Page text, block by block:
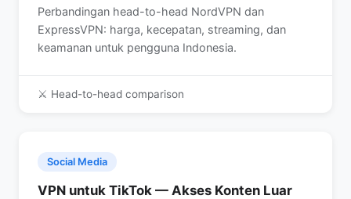
Perbandingan head-to-head NordVPN dan
ExpressVPN: harga, kecepatan, streaming, dan
keamanan untuk pengguna Indonesia.
⚔️ Head-to-head comparison
Social Media
VPN untuk TikTok — Akses Konten Luar